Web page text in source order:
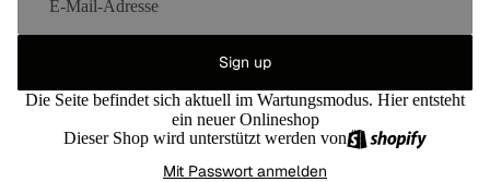
Sign up
Die Seite befindet sich aktuell im Wartungsmodus. Hier entsteht
ein neuer Onlineshop
Dieser Shop wird unterstützt werden von
Mit Passwort anmelden